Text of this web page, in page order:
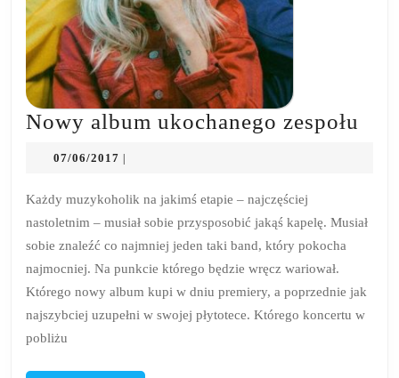
Nowy album ukochanego zespołu
07/06/2017 07/06/2017
Każdy muzykoholik na jakimś etapie – najczęściej
nastoletnim – musiał sobie przysposobić jakąś kapelę. Musiał
sobie znaleźć co najmniej jeden taki band, który pokocha
najmocniej. Na punkcie którego będzie wręcz wariował.
Którego nowy album kupi w dniu premiery, a poprzednie jak
najszybciej uzupełni w swojej płytotece. Którego koncertu w
pobliżu